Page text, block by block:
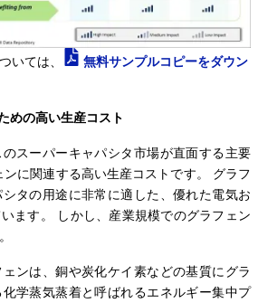
いては、
無料サンプルコピーをダウン
めの高い生産コスト
スーパーキャパシタ市場が直面する主要
ンに関連する高い生産コストです。 グラフ
タの用途に非常に適した、優れた電気お
ます。 しかし、産業規模でのグラフェン
ンは、銅や炭化ケイ素などの基質にグラ
学蒸気蒸着と呼ばれるエネルギー集中プ